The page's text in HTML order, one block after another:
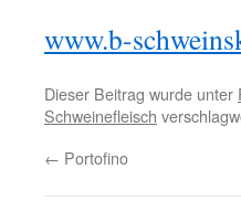
www.b-
Dieser Beitrag wurde unter
Schweinefleisch
← Portofino